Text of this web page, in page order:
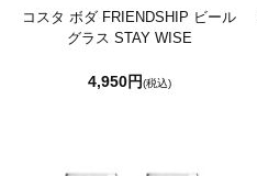
コスタ ボダ FRIENDSHIP ビール
グラス STAY WISE
4,950円(税込)